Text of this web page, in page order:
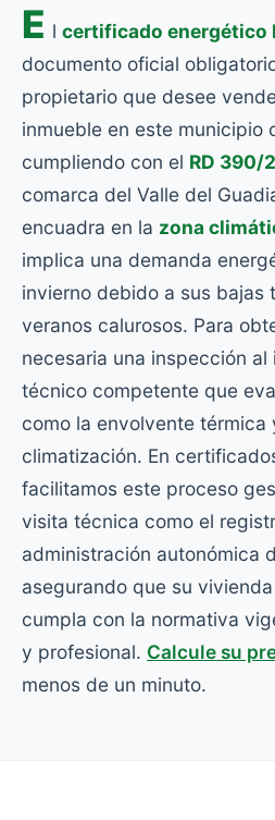
E l certificado energético
documento oficial
propietario que desee
inmueble en este municipio
cumpliendo con el RD 390/
comarca del Valle del
encuadra en la zona
implica una demanda
invierno debido a sus bajas
veranos calurosos. Para
necesaria una inspección al
técnico competente que
como la envolvente térmica
climatización. En
facilitamos este proceso
visita técnica como el
administración autonómica
asegurando que su
cumpla con la normativa
y profesional. Calcule su
menos de un minuto.